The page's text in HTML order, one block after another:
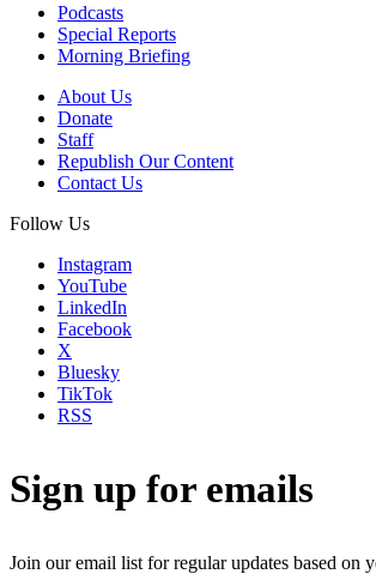
Podcasts
Special Reports
Morning Briefing
About Us
Donate
Staff
Republish Our Content
Contact Us
Follow Us
Instagram
YouTube
LinkedIn
Facebook
X
Bluesky
TikTok
RSS
Sign up for emails
Join our email list for regular updates based on